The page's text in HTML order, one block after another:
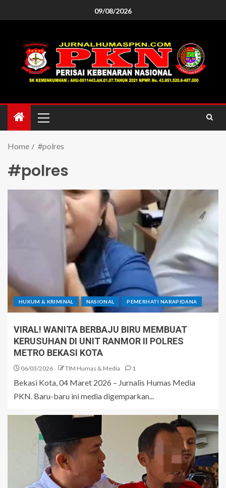
09/08/2026
Home #polres
#polres
HUKUM & KRIMINAL NASIONAL PEMERHATI NARAPIDANA
VIRAL! WANITA BERBAJU BIRU MEMBUAT
KERUSUHAN DI UNIT RANMOR II POLRES
METRO BEKASI KOTA
06/03/2026 TIM Humas & Media 1
Bekasi Kota, 04 Maret 2026 – Jurnalis Humas Media
PKN. Baru-baru ini media digemparkan...